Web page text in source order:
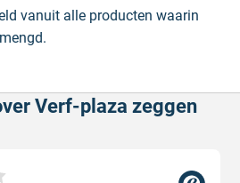
vanuit alle producten waarin
Verf-plaza zeggen